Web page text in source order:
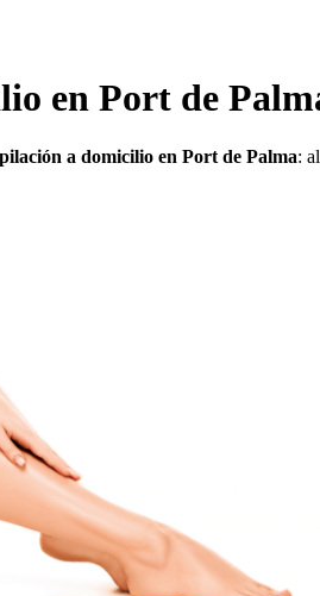
en Port de
a domicilio en Port de Palma: